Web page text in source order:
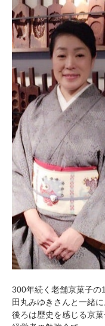
肌
300年続く老舗京菓子の
田丸みゆきさんと一緒に
後ろは歴史を感じる京菓